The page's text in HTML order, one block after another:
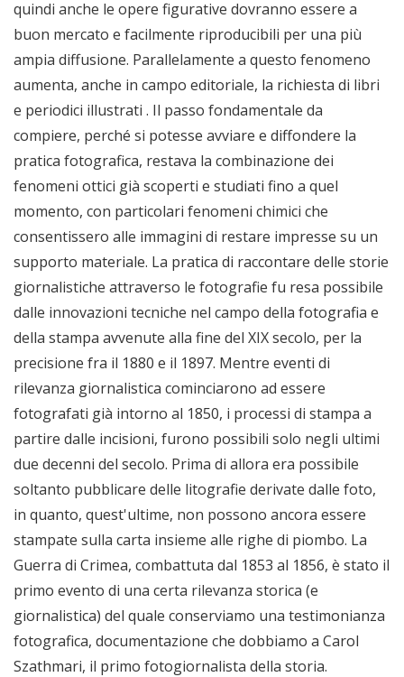
quindi anche le opere figurative dovranno essere a
buon mercato e facilmente riproducibili per una più
ampia diffusione. Parallelamente a questo fenomeno
aumenta, anche in campo editoriale, la richiesta di libri
e periodici illustrati . Il passo fondamentale da
compiere, perché si potesse avviare e diffondere la
pratica fotografica, restava la combinazione dei
fenomeni ottici già scoperti e studiati fino a quel
momento, con particolari fenomeni chimici che
consentissero alle immagini di restare impresse su un
supporto materiale. La pratica di raccontare delle storie
giornalistiche attraverso le fotografie fu resa possibile
dalle innovazioni tecniche nel campo della fotografia e
della stampa avvenute alla fine del XIX secolo, per la
precisione fra il 1880 e il 1897. Mentre eventi di
rilevanza giornalistica cominciarono ad essere
fotografati già intorno al 1850, i processi di stampa a
partire dalle incisioni, furono possibili solo negli ultimi
due decenni del secolo. Prima di allora era possibile
soltanto pubblicare delle litografie derivate dalle foto,
in quanto, quest'ultime, non possono ancora essere
stampate sulla carta insieme alle righe di piombo. La
Guerra di Crimea, combattuta dal 1853 al 1856, è stato il
primo evento di una certa rilevanza storica (e
giornalistica) del quale conserviamo una testimonianza
fotografica, documentazione che dobbiamo a Carol
Szathmari, il primo fotogiornalista della storia.